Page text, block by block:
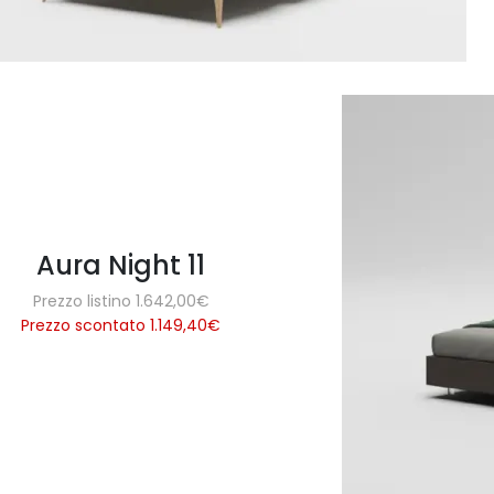
Aura Night 11
Prezzo listino 1.642,00€
Prezzo scontato 1.149,40€